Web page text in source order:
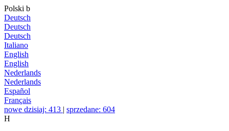
Polski b
Deutsch
Deutsch
Deutsch
Italiano
English
English
Nederlands
Nederlands
Español
Français
nowe dzisiaj: 413 | sprzedane: 604
H